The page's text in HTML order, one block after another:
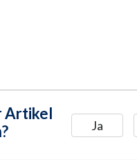
Artikel
Ja